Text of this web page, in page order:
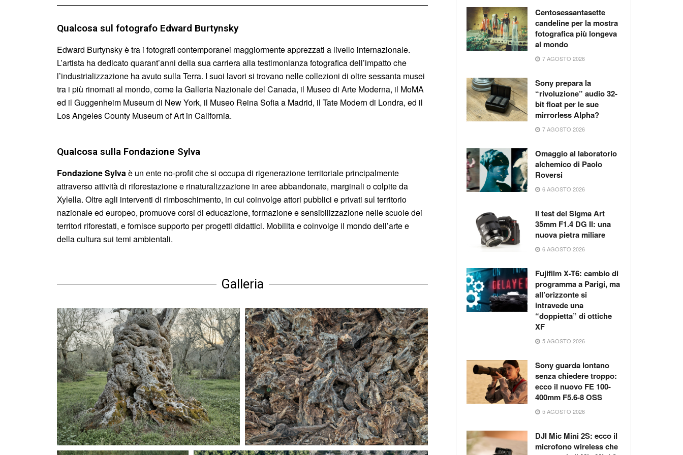
Qualcosa sul fotografo Edward Burtynsky
Edward Burtynsky è tra i fotografi contemporanei maggiormente apprezzati a livello internazionale.
L’artista ha dedicato quarant’anni della sua carriera alla testimonianza fotografica dell’impatto che
l’industrializzazione ha avuto sulla Terra. I suoi lavori si trovano nelle collezioni di oltre sessanta musei
tra i più rinomati al mondo, come la Galleria Nazionale del Canada, il Museo di Arte Moderna, il MoMA
ed il Guggenheim Museum di New York, il Museo Reina Sofia a Madrid, il Tate Modern di Londra, ed il
Los Angeles County Museum of Art in California.
Qualcosa sulla Fondazione Sylva
Fondazione Sylvaè un ente no-profit che si occupa di rigenerazione territoriale principalmente
attraverso attività di riforestazione e rinaturalizzazione in aree abbandonate, marginali o colpite da
Xylella. Oltre agli interventi di rimboschimento, in cui coinvolge attori pubblici e privati sul territorio
nazionale ed europeo, promuove corsi di educazione, formazione e sensibilizzazione nelle scuole dei
territori riforestati, e fornisce supporto per progetti didattici. Mobilita e coinvolge il mondo dell’arte e
della cultura sui temi ambientali.
Galleria
Centosessantasette
candeline per la mostra
fotografica più longeva
al mondo
7 AGOSTO 2026
Sony prepara la
“rivoluzione” audio 32-
bit float per le sue
mirrorless Alpha?
7 AGOSTO 2026
Omaggio al laboratorio
alchemico di Paolo
Roversi
6 AGOSTO 2026
Il test del Sigma Art
35mm F1.4 DG II: una
nuova pietra miliare
6 AGOSTO 2026
Fujifilm X-T6: cambio di
programma a Parigi, ma
all’orizzonte si
intravede una
“doppietta” di ottiche
XF
5 AGOSTO 2026
Sony guarda lontano
senza chiedere troppo:
ecco il nuovo FE 100-
400mm F5.6-8 OSS
5 AGOSTO 2026
DJI Mic Mini 2S: ecco il
microfono wireless che